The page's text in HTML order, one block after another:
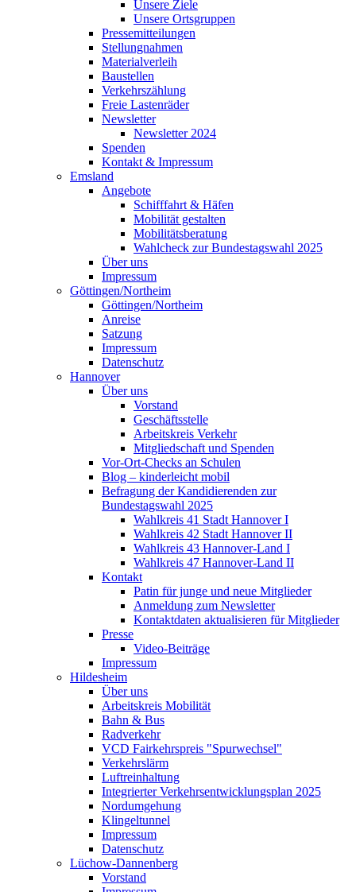
Unsere Ziele
Unsere Ortsgruppen
Pressemitteilungen
Stellungnahmen
Materialverleih
Baustellen
Verkehrszählung
Freie Lastenräder
Newsletter
Newsletter 2024
Spenden
Kontakt & Impressum
Emsland
Angebote
Schifffahrt & Häfen
Mobilität gestalten
Mobilitätsberatung
Wahlcheck zur Bundestagswahl 2025
Über uns
Impressum
Göttingen/Northeim
Göttingen/Northeim
Anreise
Satzung
Impressum
Datenschutz
Hannover
Über uns
Vorstand
Geschäftsstelle
Arbeitskreis Verkehr
Mitgliedschaft und Spenden
Vor-Ort-Checks an Schulen
Blog – kinderleicht mobil
Befragung der Kandidierenden zur
Bundestagswahl 2025
Wahlkreis 41 Stadt Hannover I
Wahlkreis 42 Stadt Hannover II
Wahlkreis 43 Hannover-Land I
Wahlkreis 47 Hannover-Land II
Kontakt
Patin für junge und neue Mitglieder
Anmeldung zum Newsletter
Kontaktdaten aktualisieren für Mitglieder
Presse
Video-Beiträge
Impressum
Hildesheim
Über uns
Arbeitskreis Mobilität
Bahn & Bus
Radverkehr
VCD Fairkehrspreis "Spurwechsel"
Verkehrslärm
Luftreinhaltung
Integrierter Verkehrsentwicklungsplan 2025
Nordumgehung
Klingeltunnel
Impressum
Datenschutz
Lüchow-Dannenberg
Vorstand